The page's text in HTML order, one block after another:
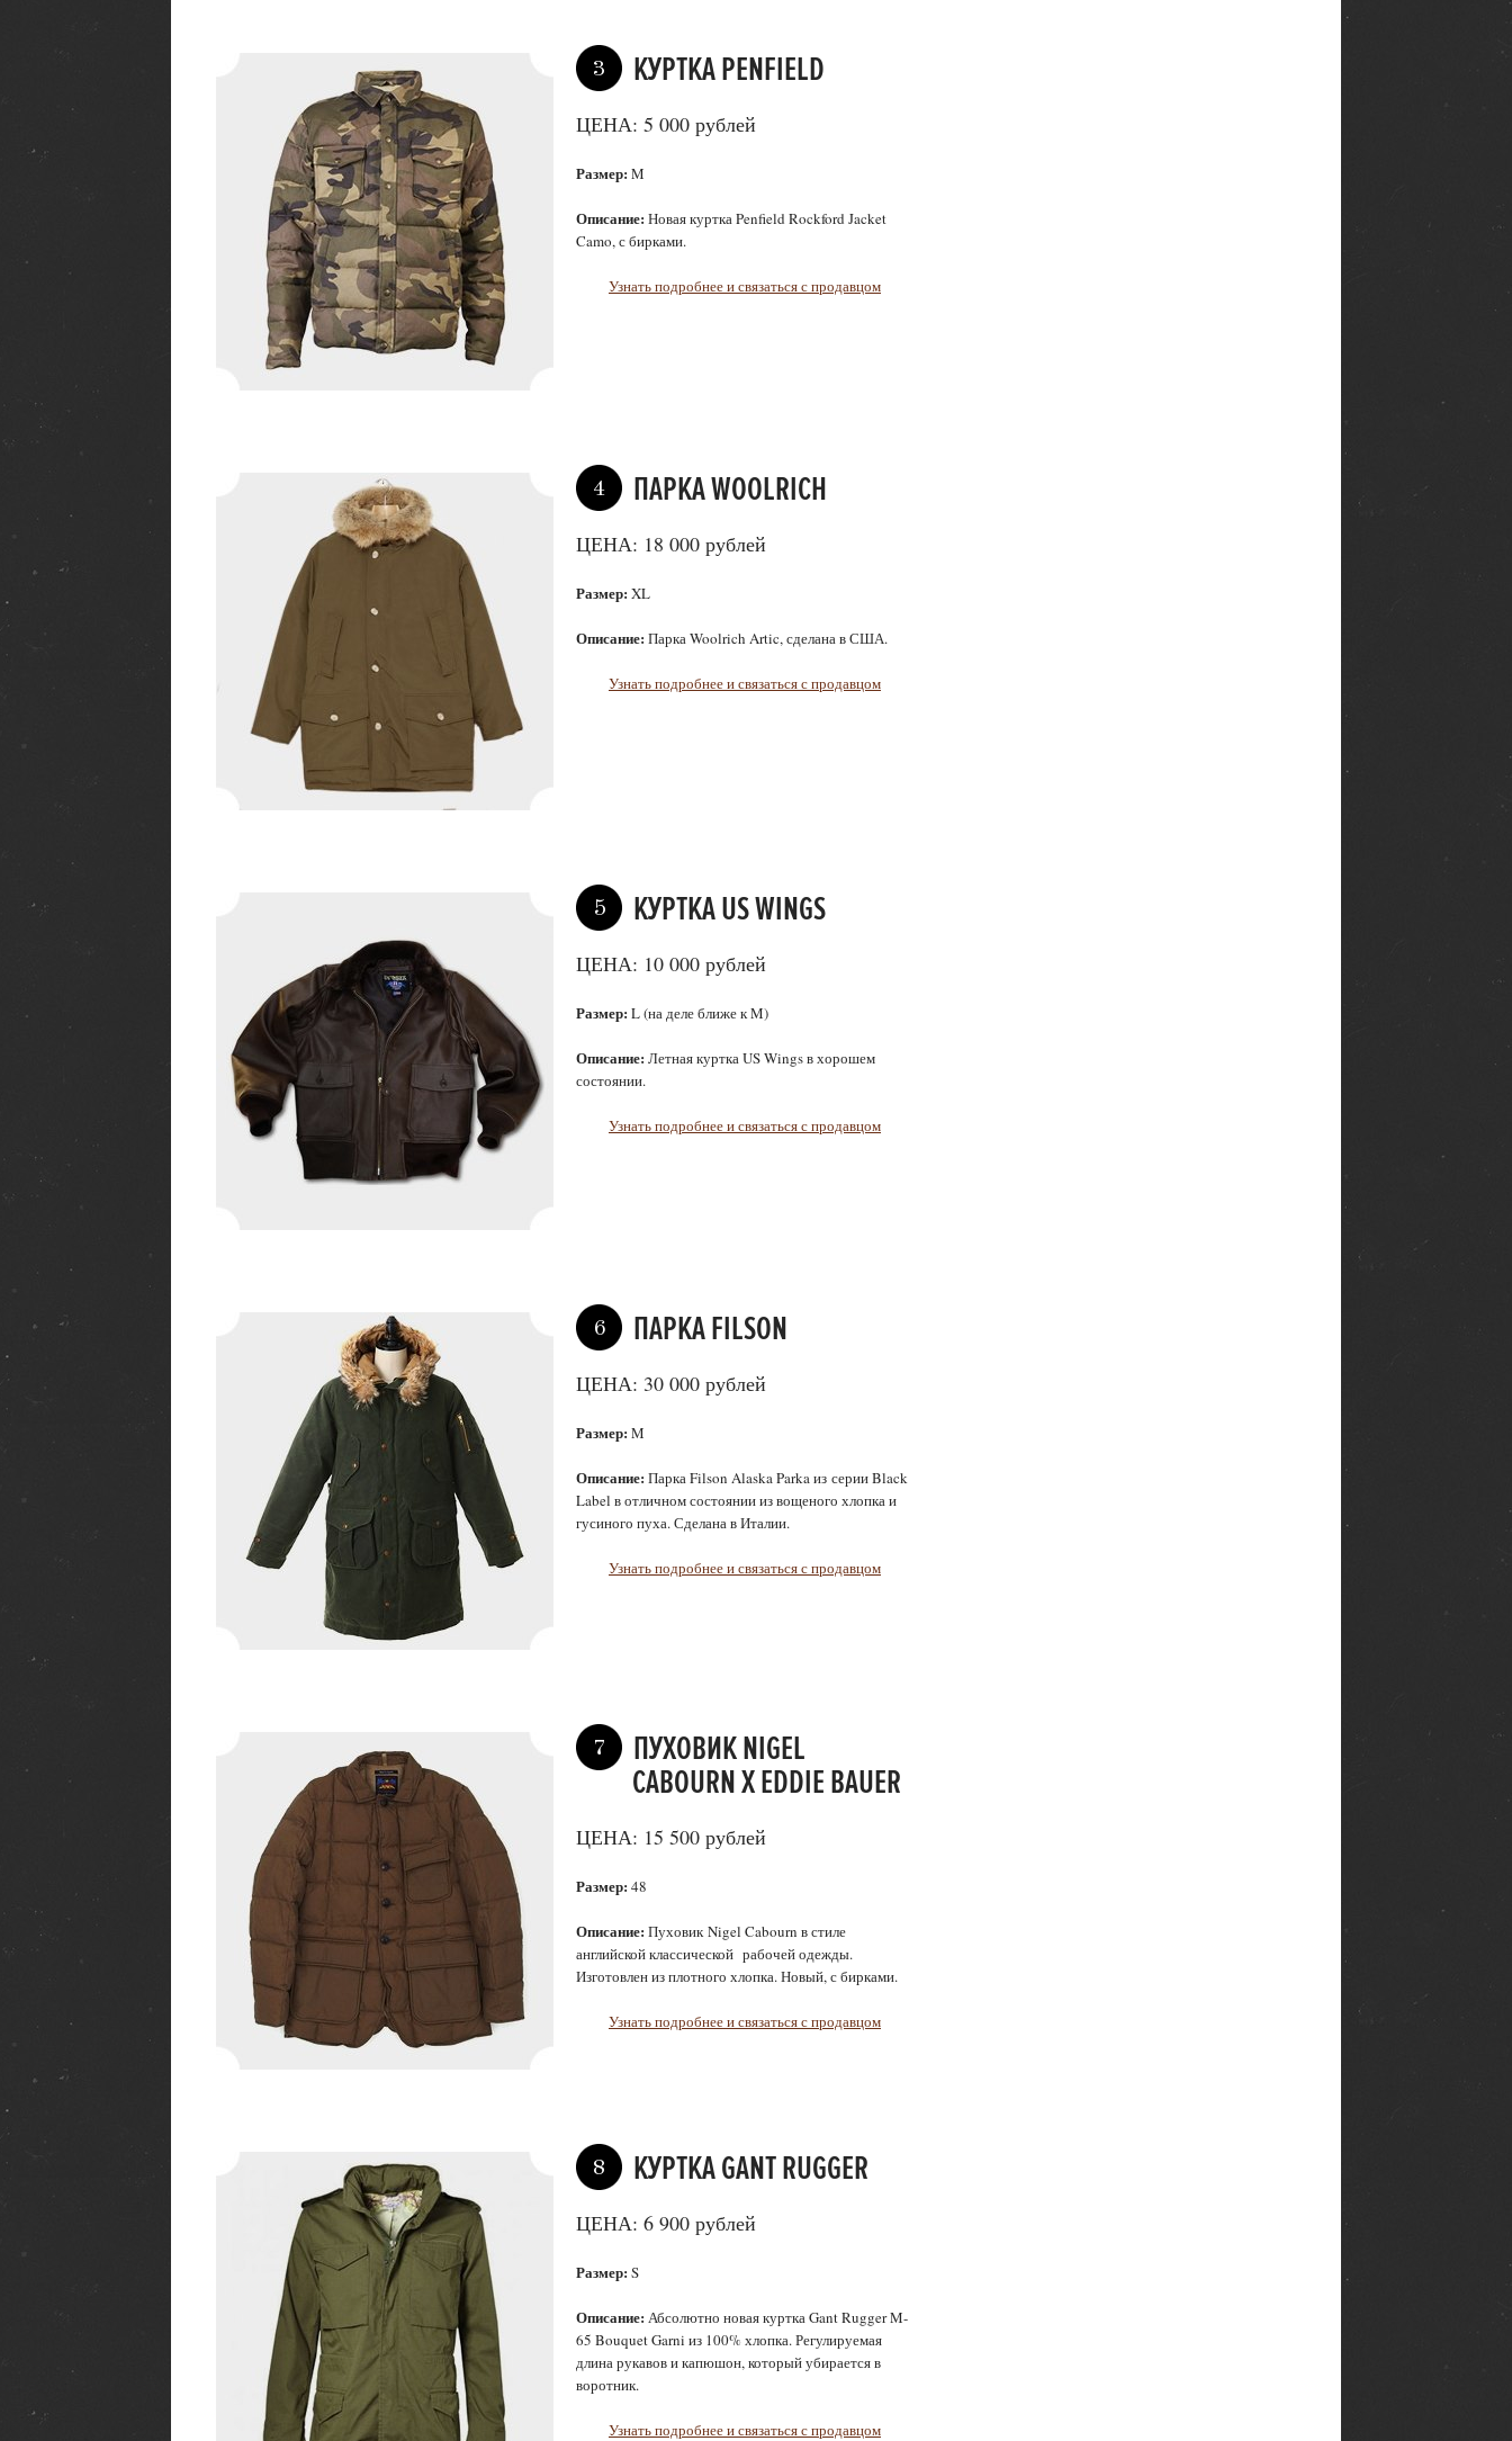
3 КУРТКА PENFIELD
ЦЕНА: 5 000 рублей
Размер: M
Описание: Новая куртка Penfield Rockford Jacket
Camo, с бирками.
Узнать подробнее и связаться с продавцом
4 ПАРКА WOOLRICH
ЦЕНА: 18 000 рублей
Размер: XL
Описание: Парка Woolrich Artic, сделана в США.
Узнать подробнее и связаться с продавцом
5 КУРТКА US WINGS
ЦЕНА: 10 000 рублей
Размер: L (на деле ближе к M)
Описание: Летная куртка US Wings в хорошем
состоянии.
Узнать подробнее и связаться с продавцом
6 ПАРКА FILSON
ЦЕНА: 30 000 рублей
Размер: M
Описание: Парка Filson Alaska Parka из серии Black
Label в отличном состоянии из вощеного хлопка и
гусиного пуха. Сделана в Италии.
Узнать подробнее и связаться с продавцом
7
ПУХОВИК NIGEL
CABOURN X EDDIE BAUER
ЦЕНА: 15 500 рублей
Размер: 48
Описание: Пуховик Nigel Cabourn в стиле
английской классической рабочей одежды.
Изготовлен из плотного хлопка. Новый, с бирками.
Узнать подробнее и связаться с продавцом
8 КУРТКА GANT RUGGER
ЦЕНА: 6 900 рублей
Размер: S
Описание: Абсолютно новая куртка Gant Rugger M-
65 Bouquet Garni из 100% хлопка. Регулируемая
длина рукавов и капюшон, который убирается в
воротник.
Узнать подробнее и связаться с продавцом